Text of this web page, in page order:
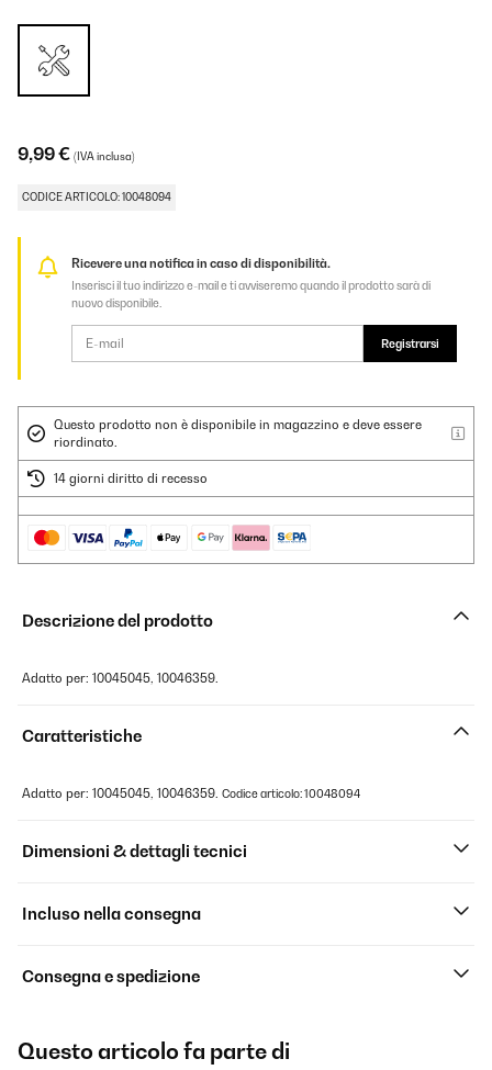
9,99 € (IVA inclusa)
CODICE ARTICOLO: 10048094
Ricevere una notifica in caso di disponibilità.
Inserisci il tuo indirizzo e-mail e ti avviseremo quando il prodotto sarà di
nuovo disponibile.
Registrarsi
Questo prodotto non è disponibile in magazzino e deve essere
riordinato.
14 giorni diritto di recesso
Descrizione del prodotto
Adatto per: 10045045, 10046359.
Caratteristiche
Adatto per: 10045045, 10046359. Codice articolo: 10048094
Dimensioni & dettagli tecnici
Incluso nella consegna
Consegna e spedizione
Questo articolo fa parte di